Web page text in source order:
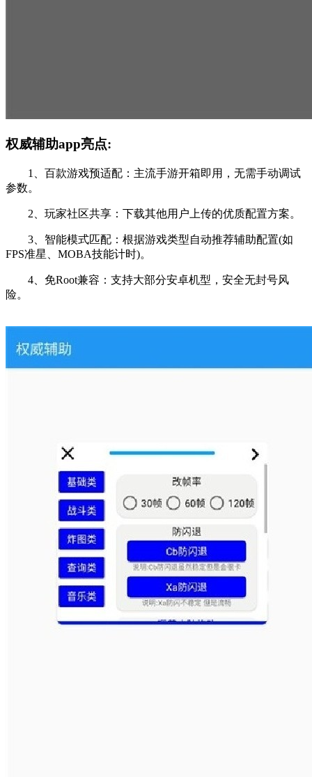
权威辅助app亮点:
1、百款游戏预适配：主流手游开箱即用，无需手动调试
参数。
2、玩家社区共享：下载其他用户上传的优质配置方案。
3、智能模式匹配：根据游戏类型自动推荐辅助配置(如
FPS准星、MOBA技能计时)。
4、免Root兼容：支持大部分安卓机型，安全无封号风
险。